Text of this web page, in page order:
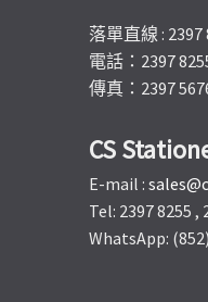
落單直線 : 2397
電話：2397
傳真：2397
CS
E-mail :
Tel: 2397 8255 ,
WhatsApp: